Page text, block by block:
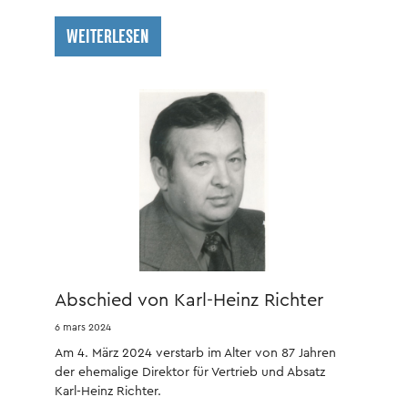
WEITERLESEN
Abschied von Karl-Heinz Richter
6 mars 2024
Am 4. März 2024 verstarb im Alter von 87 Jahren
der ehemalige Direktor für Vertrieb und Absatz
Karl-Heinz Richter.